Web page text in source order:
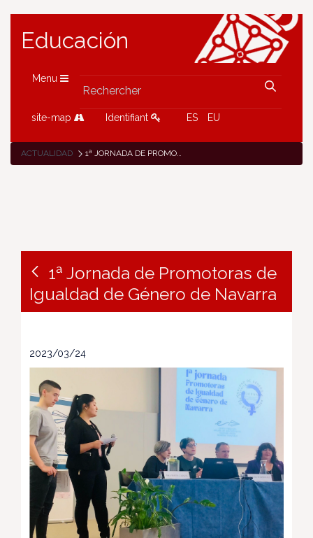
Educación
Menu
site-map Identifiant ES EU
ACTUALIDAD 1ª JORNADA DE PROMOTORAS DE IGUALDAD DE GÉNERO DE NAVARRA
1ª Jornada de Promotoras de
Igualdad de Género de Navarra
2023/03/24